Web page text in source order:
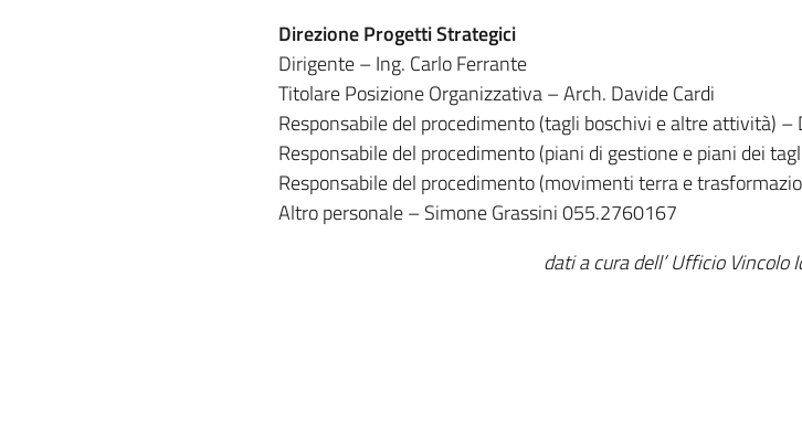
Direzione Progetti Strategici
Dirigente – Ing. Carlo Ferrante
Titolare Posizione Organizzativa – Arch. Davide Cardi
Responsabile del procedimento (tagli boschivi e altre attività)
Responsabile del procedimento (piani di gestione e piani dei
Responsabile del procedimento (movimenti terra e
Altro personale – Simone Grassini 055.2760167
dati a cura dell’ Ufficio